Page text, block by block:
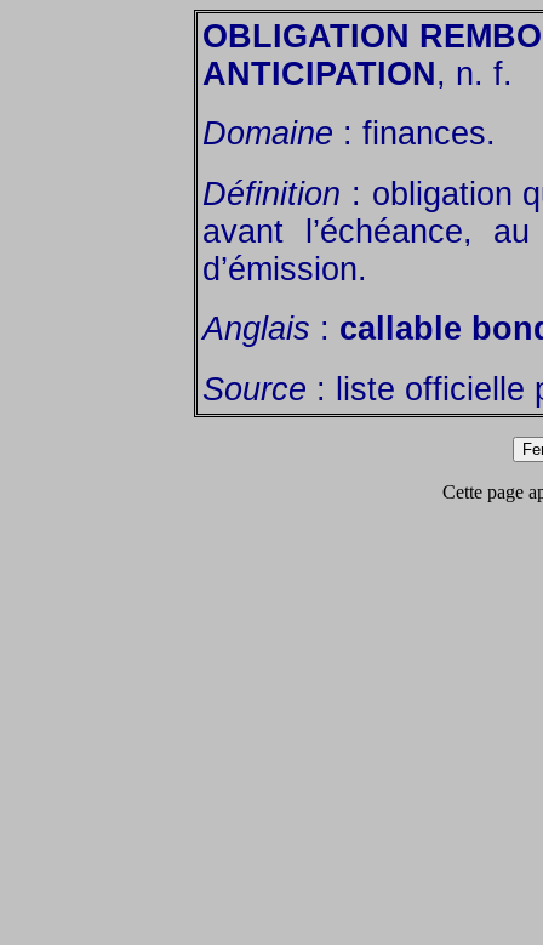
OBLIGATION
ANTICIPATION, n. f.
Domaine : finances.
Définition : obligation
avant l’échéance,
d’émission.
Anglais : callable
Source : liste officielle
Cette page